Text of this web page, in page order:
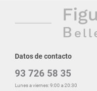
Datos de contacto
93 726 58 35
Lunes a viernes: 9:00 a 20:30